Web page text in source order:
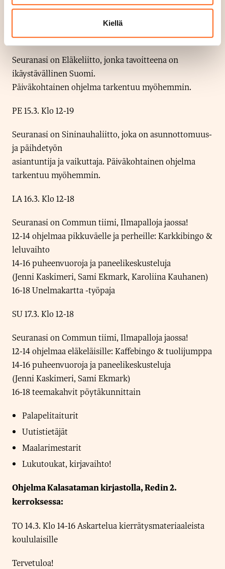
Kiellä
tarkentuu myöhemmin.
TO 14.3. Klo 12-19
Seuranasi on Eläkeliitto, jonka tavoitteena on
ikäystävällinen Suomi.
Päiväkohtainen ohjelma tarkentuu myöhemmin.
PE 15.3. Klo 12-19
Seuranasi on Sininauhaliitto, joka on asunnottomuus-
ja päihdetyön
asiantuntija ja vaikuttaja. Päiväkohtainen ohjelma
tarkentuu myöhemmin.
LA 16.3. Klo 12-18
Seuranasi on Commun tiimi, Ilmapalloja jaossa!
12-14 ohjelmaa pikkuväelle ja perheille: Karkkibingo &
leluvaihto
14-16 puheenvuoroja ja paneelikeskusteluja
(Jenni Kaskimeri, Sami Ekmark, Karoliina Kauhanen)
16-18 Unelmakartta -työpaja
SU 17.3. Klo 12-18
Seuranasi on Commun tiimi, Ilmapalloja jaossa!
12-14 ohjelmaa eläkeläisille: Kaffebingo & tuolijumppa
14-16 puheenvuoroja ja paneelikeskusteluja
(Jenni Kaskimeri, Sami Ekmark)
16-18 teemakahvit pöytäkunnittain
Palapelitaiturit
Uutistietäjät
Maalarimestarit
Lukutoukat, kirjavaihto!
Ohjelma Kalasataman kirjastolla, Redin 2.
kerroksessa:
TO 14.3. Klo 14-16 Askartelua kierrätysmateriaaleista
koululaisille
Tervetuloa!